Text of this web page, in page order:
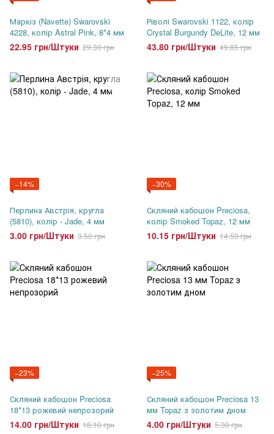
Маркіз (Navette) Swarovski
4228, колір Astral Pink, 8*4 мм
22.95 грн/Штуки 29.30 грн
Ріволі Swarovski 1122, колір
Crystal Burgundy DeLite, 12 мм
43.80 грн/Штуки 49.85 грн
−14%
Перлина Австрія, кругла
(5810), колір - Jade, 4 мм
3.00 грн/Штуки 3.50 грн
−30%
Скляний кабошон Preciosa,
колір Smoked Topaz, 12 мм
10.15 грн/Штуки 14.50 грн
−23%
Скляний кабошон Preciosa
18*13 рожевий непрозорий
14.00 грн/Штуки 18.10 грн
−25%
Скляний кабошон Preciosa 13
мм Topaz з золотим дном
4.00 грн/Штуки 5.30 грн